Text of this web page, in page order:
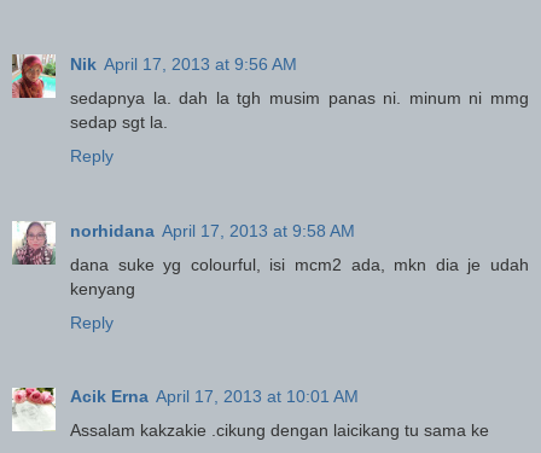
Nik April 17, 2013 at 9:56 AM
sedapnya la. dah la tgh musim panas ni. minum ni mmg
sedap sgt la.
Reply
norhidana April 17, 2013 at 9:58 AM
dana suke yg colourful, isi mcm2 ada, mkn dia je udah
kenyang
Reply
Acik Erna April 17, 2013 at 10:01 AM
Assalam kakzakie .cikung dengan laicikang tu sama ke